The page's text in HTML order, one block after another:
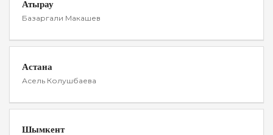
Атырау
Базаргали Макашев
Астана
Асель Колушбаева
Шымкент